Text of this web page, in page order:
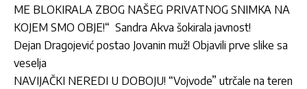
ME BLOKIRALA ZBOG NAŠEG PRIVATNOG SNIMKA NA
KOJEM SMO OBJE!“ Sandra Akva šokirala javnost!
Dejan Dragojević postao Jovanin muž! Objavili prve slike sa
veselja
NAVIJAČKI NEREDI U DOBOJU! “Vojvode” utrčale na teren